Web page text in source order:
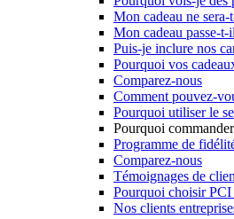
Mon cadeau ne sera-
Mon cadeau passe-t-
Puis-je inclure nos
Pourquoi vos
Comparez-nous
Comment pouvez-
Pourquoi utiliser le
Pourquoi
Programme de
Comparez-nous
Témoignages de
Pourquoi choisir PCI
Nos clients